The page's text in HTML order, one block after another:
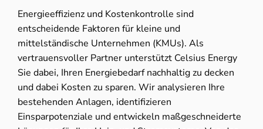
Energieeffizienz und Kostenkontrolle sind
entscheidende Faktoren für kleine und
mittelständische Unternehmen (KMUs). Als
vertrauensvoller Partner unterstützt Celsius Energy
Sie dabei, Ihren Energiebedarf nachhaltig zu decken
und dabei Kosten zu sparen. Wir analysieren Ihre
bestehenden Anlagen, identifizieren
Einsparpotenziale und entwickeln maßgeschneiderte